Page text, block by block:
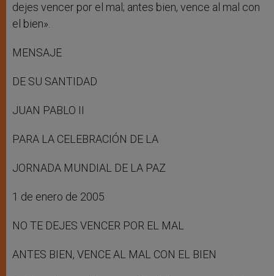
dejes vencer por el mal; antes bien, vence al mal con
el bien».
MENSAJE
DE SU SANTIDAD
JUAN PABLO II
PARA LA CELEBRACIÓN DE LA
JORNADA MUNDIAL DE LA PAZ
1 de enero de 2005
NO TE DEJES VENCER POR EL MAL
ANTES BIEN, VENCE AL MAL CON EL BIEN